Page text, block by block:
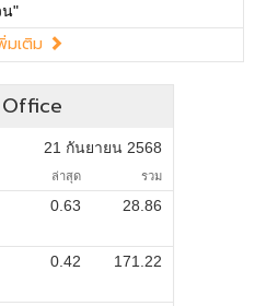
น"
มเติม
21 กันยายน 2568
ล่าสุด รวม
0.63 28.86
0.42 171.22